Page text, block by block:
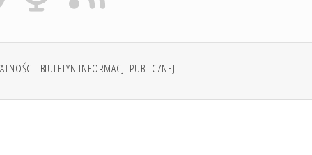
BIULETYN INFORMACJI PUBLICZNEJ